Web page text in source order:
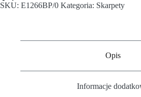
SKU: E1266BP/0 Kategoria: Skarpety
Opis
Informacje